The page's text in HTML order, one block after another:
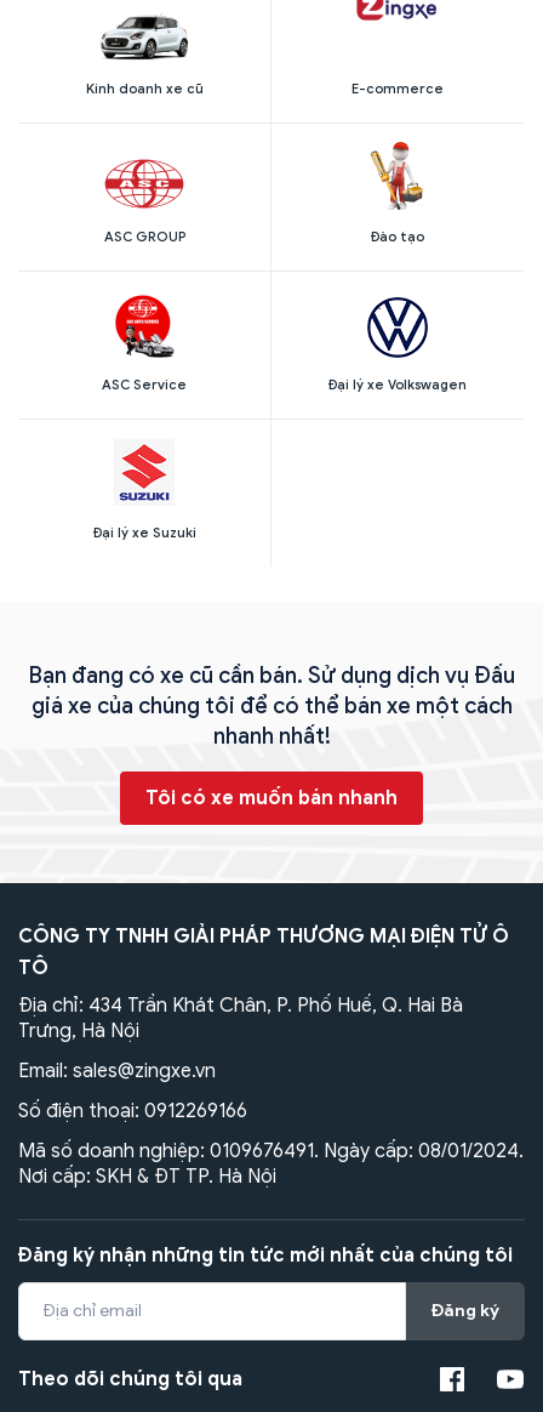
Kinh doanh xe cũ E-commerce
ASC GROUP Đào tạo
ASC Service Đại lý xe Volkswagen
Đại lý xe Suzuki
Bạn đang có xe cũ cần bán. Sử dụng dịch vụ Đấu
giá xe của chúng tôi để có thể bán xe một cách
nhanh nhất!
Tôi có xe muốn bán nhanh
CÔNG TY TNHH GIẢI PHÁP THƯƠNG MẠI ĐIỆN TỬ Ô
TÔ
Địa chỉ: 434 Trần Khát Chân, P. Phố Huế, Q. Hai Bà
Trưng, Hà Nội
Email: sales@zingxe.vn
Số điện thoại: 0912269166
Mã số doanh nghiệp: 0109676491. Ngày cấp: 08/01/2024.
Nơi cấp: SKH & ĐT TP. Hà Nội
Đăng ký nhận những tin tức mới nhất của chúng tôi
Đăng ký
Theo dõi chúng tôi qua